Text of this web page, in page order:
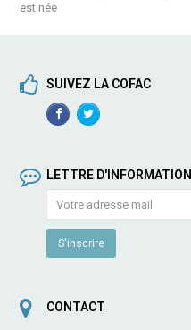
post:
est née
SUIVEZ LA COFAC
FacebookTwitterProfile
LETTRE D'INFORMATION
CONTACT